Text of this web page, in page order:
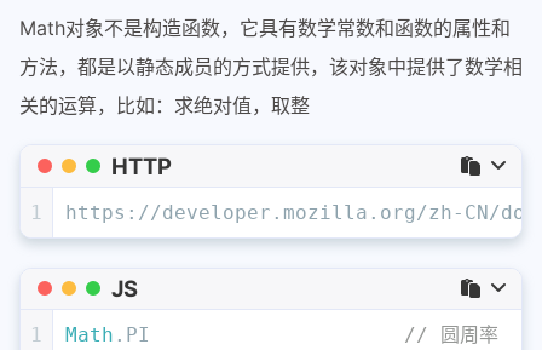
Math对象不是构造函数，它具有数学常数和函数的属性和
方法，都是以静态成员的方式提供，该对象中提供了数学相
关的运算，比如：求绝对值，取整
HTTP
1 https://developer.mozilla.org/zh-CN/
JS
1
Math . PI
// 圆周率